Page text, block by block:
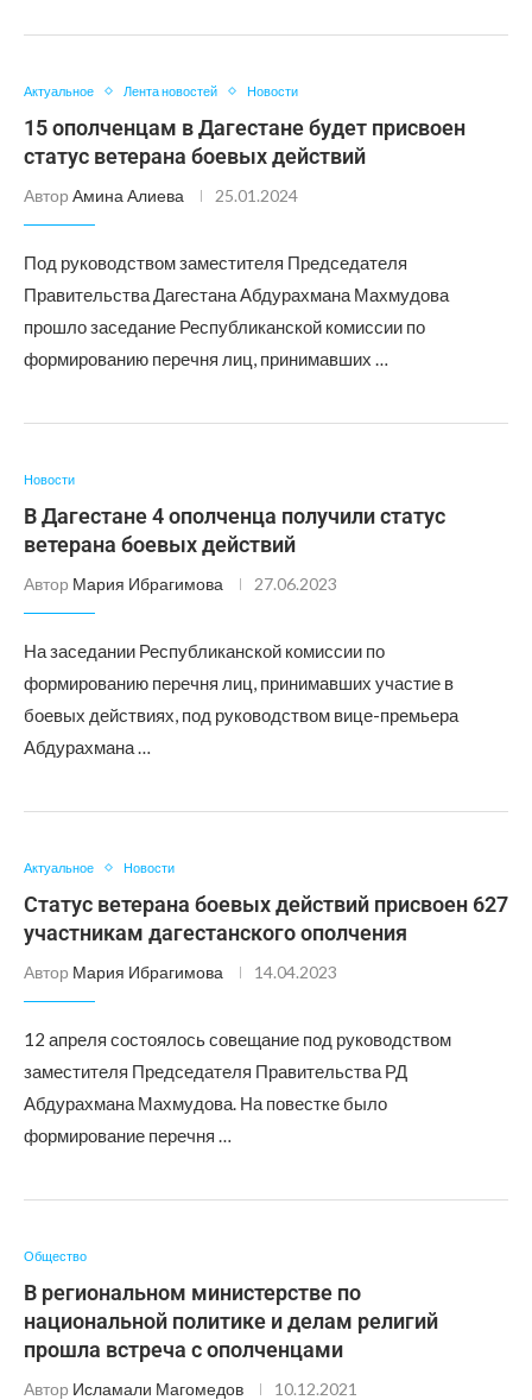
Актуальное Лента новостей Новости
15 ополченцам в Дагестане будет присвоен
статус ветерана боевых действий
Автор Амина Алиева 25.01.2024
Под руководством заместителя Председателя
Правительства Дагестана Абдурахмана Махмудова
прошло заседание Республиканской комиссии по
формированию перечня лиц, принимавших …
Новости
В Дагестане 4 ополченца получили статус
ветерана боевых действий
Автор Мария Ибрагимова 27.06.2023
На заседании Республиканской комиссии по
формированию перечня лиц, принимавших участие в
боевых действиях, под руководством вице-премьера
Абдурахмана …
Актуальное Новости
Статус ветерана боевых действий присвоен 627
участникам дагестанского ополчения
Автор Мария Ибрагимова 14.04.2023
12 апреля состоялось совещание под руководством
заместителя Председателя Правительства РД
Абдурахмана Махмудова. На повестке было
формирование перечня …
Общество
В региональном министерстве по
национальной политике и делам религий
прошла встреча с ополченцами
Автор Исламали Магомедов 10.12.2021